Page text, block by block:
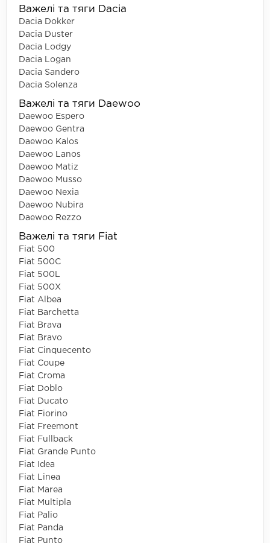
Важелі та тяги Dacia
Dacia Dokker
Dacia Duster
Dacia Lodgy
Dacia Logan
Dacia Sandero
Dacia Solenza
Важелі та тяги Daewoo
Daewoo Espero
Daewoo Gentra
Daewoo Kalos
Daewoo Lanos
Daewoo Matiz
Daewoo Musso
Daewoo Nexia
Daewoo Nubira
Daewoo Rezzo
Важелі та тяги Fiat
Fiat 500
Fiat 500C
Fiat 500L
Fiat 500X
Fiat Albea
Fiat Barchetta
Fiat Brava
Fiat Bravo
Fiat Cinquecento
Fiat Coupe
Fiat Croma
Fiat Doblo
Fiat Ducato
Fiat Fiorino
Fiat Freemont
Fiat Fullback
Fiat Grande Punto
Fiat Idea
Fiat Linea
Fiat Marea
Fiat Multipla
Fiat Palio
Fiat Panda
Fiat Punto